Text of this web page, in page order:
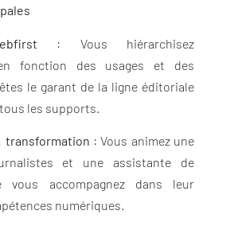
: Vous hiérarchisez
fonction des usages et des
le garant de la ligne éditoriale
les supports.
transformation : Vous animez une
et une assistante de
vous accompagnez dans leur
numériques.